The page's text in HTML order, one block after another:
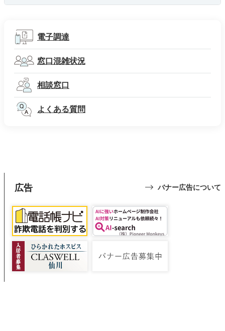
電子調達
窓口混雑状況
相談窓口
よくある質問
広告 バナー広告について